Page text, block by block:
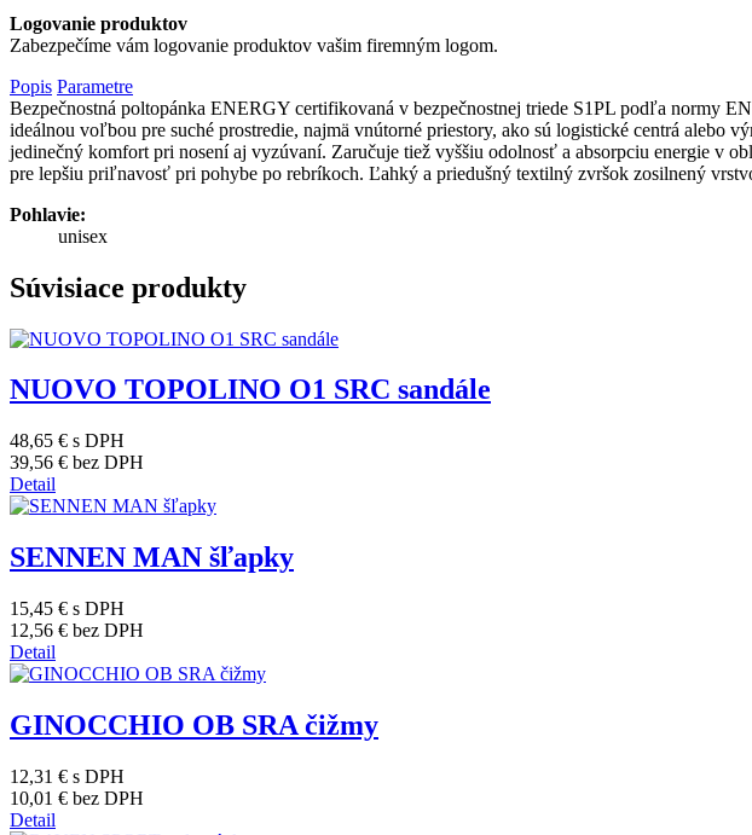
Logovanie produktov
Zabezpečíme vám logovanie produktov vašim firemným logom.
Popis Parametre
Bezpečnostná poltopánka ENERGY certifikovaná v bezpečnostnej triede S1PL podľa normy
ideálnou voľbou pre suché prostredie, najmä vnútorné priestory, ako sú logistické centrá
jedinečný komfort pri nosení aj vyzúvaní. Zaručuje tiež vyššiu odolnosť a absorpciu energie v
pre lepšiu priľnavosť pri pohybe po rebríkoch. Ľahký a priedušný textilný zvršok zosilnený
Pohlavie:
unisex
Súvisiace produkty
NUOVO TOPOLINO O1 SRC sandále
48,65 € s DPH
39,56 € bez DPH
Detail
SENNEN MAN šľapky
15,45 € s DPH
12,56 € bez DPH
Detail
GINOCCHIO OB SRA čižmy
12,31 € s DPH
10,01 € bez DPH
Detail